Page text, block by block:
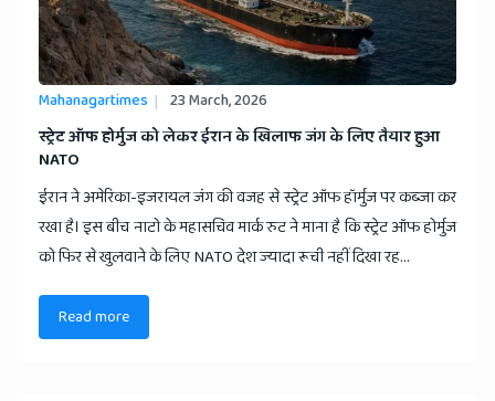
Mahanagartimes 23 March, 2026
​स्ट्रेट ऑफ होर्मुज को लेकर ईरान के खिलाफ जंग के लिए तैयार हुआ
NATO
ईरान ने अमेरिका-इजरायल जंग की वजह से स्ट्रेट ऑफ हॉर्मुज पर कब्जा कर
रखा है। इस बीच नाटो के महासचिव मार्क रुट ने माना है कि स्ट्रेट ऑफ होर्मुज
को फिर से खुलवाने के लिए NATO देश ज्यादा रूची नहीं दिखा रह...
Read more